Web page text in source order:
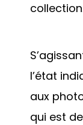
l’état
aux
qui est